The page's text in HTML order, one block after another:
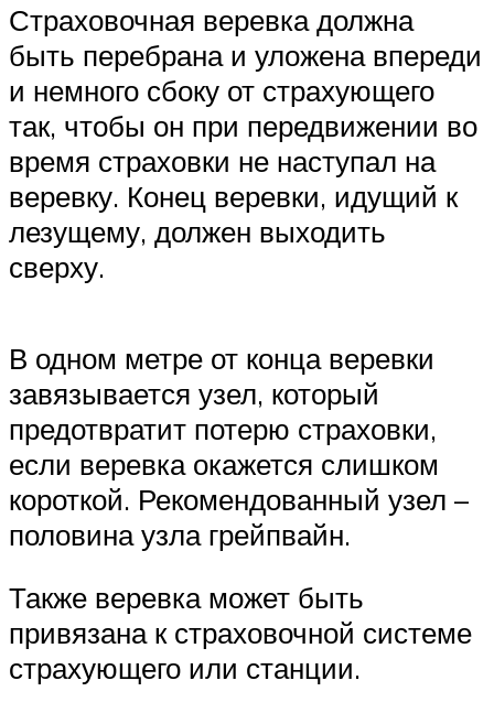
Страховочная веревка должна
быть перебрана и уложена впереди
и немного сбоку от страхующего
так, чтобы он при передвижении во
время страховки не наступал на
веревку. Конец веревки, идущий к
лезущему, должен выходить
сверху.
В одном метре от конца веревки
завязывается узел, который
предотвратит потерю страховки,
если веревка окажется слишком
короткой. Рекомендованный узел –
половина узла грейпвайн.
Также веревка может быть
привязана к страховочной системе
страхующего или станции.